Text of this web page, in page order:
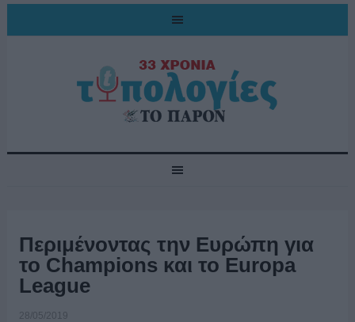
Περιμένοντας την Ευρώπη για
το Champions και το Europa
League
28/05/2019